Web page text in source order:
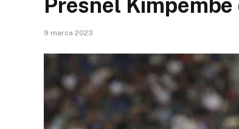
Presnel
9 marca 2023